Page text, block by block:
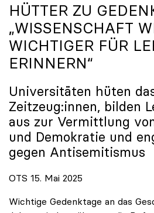
HÜTTER ZU
„WISSENSCHAFT
WICHTIGER FÜR
ERINNERN“
Universitäten hüten
Zeitzeug:innen, bilden
aus zur Vermittlung
und Demokratie und
gegen Antisemitismus
OTS 15. Mai 2025
Wichtige Gedenktage an das